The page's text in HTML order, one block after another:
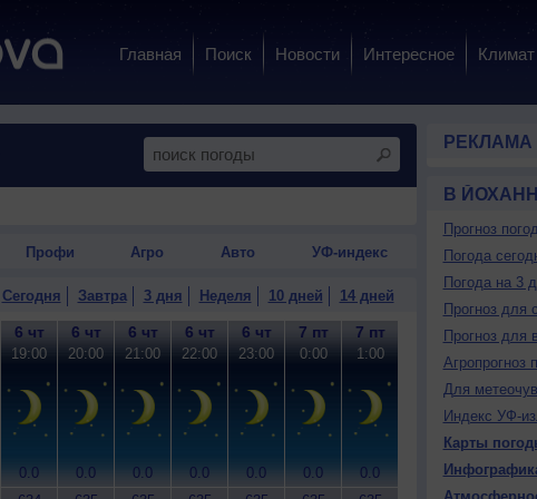
Главная Поиск Новости Интересное Климат
Профи Агро Авто УФ-индекс
Сегодня Завтра 3 дня Неделя 10 дней 14 дней
6 чт
19:00
0.0
6 чт
20:00
0.0
6 чт
21:00
0.0
6 чт
22:00
0.0
6 чт
23:00
0.0
7 пт
0:00
0.0
7 пт
1:00
0.0
7 пт
0.0
7
РЕКЛАМА
В
Прогноз
Погода
Погода на 3
Прогноз для
Прогноз для
Агропрогноз
Для
Индекс УФ-
Карты